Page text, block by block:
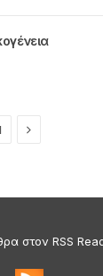
Next
στον RSS